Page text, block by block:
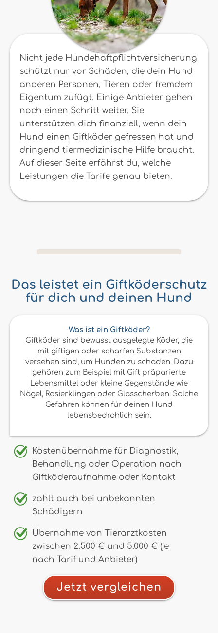
Nicht jede Hundehaftpflichtversicherung
schützt nur vor Schäden, die dein Hund
anderen Personen, Tieren oder fremdem
Eigentum zufügt. Einige Anbieter gehen
noch einen Schritt weiter. Sie
unterstützen dich finanziell, wenn dein
Hund einen Giftköder gefressen hat und
dringend tiermedizinische Hilfe braucht.
Auf dieser Seite erfährst du, welche
Leistungen die Tarife genau bieten.
Das leistet ein Giftköderschutz
für dich und deinen Hund
Was ist ein Giftköder?
Giftköder sind bewusst ausgelegte Köder, die
mit giftigen oder scharfen Substanzen
versehen sind, um Hunden zu schaden. Dazu
gehören zum Beispiel mit Gift präparierte
Lebensmittel oder kleine Gegenstände wie
Nägel, Rasierklingen oder Glasscherben. Solche
Gefahren können für deinen Hund
lebensbedrohlich sein.
Kostenübernahme für Diagnostik,
Behandlung oder Operation nach
Giftköderaufnahme oder Kontakt
zahlt auch bei unbekannten
Schädigern
Übernahme von Tierarztkosten
zwischen 2.500 € und 5.000 € (je
nach Tarif und Anbieter)
Jetzt vergleichen